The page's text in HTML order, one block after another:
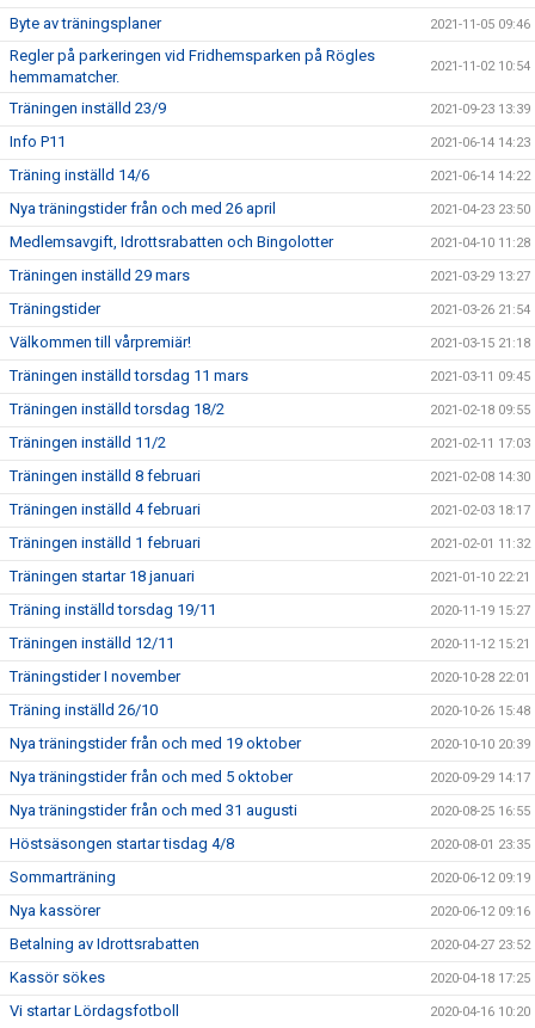
Byte av träningsplaner 2021-11-05 09:46
Regler på parkeringen vid Fridhemsparken på Rögles
hemmamatcher.
2021-11-02 10:54
Träningen inställd 23/9 2021-09-23 13:39
Info P11 2021-06-14 14:23
Träning inställd 14/6 2021-06-14 14:22
Nya träningstider från och med 26 april 2021-04-23 23:50
Medlemsavgift, Idrottsrabatten och Bingolotter 2021-04-10 11:28
Träningen inställd 29 mars 2021-03-29 13:27
Träningstider 2021-03-26 21:54
Välkommen till vårpremiär! 2021-03-15 21:18
Träningen inställd torsdag 11 mars 2021-03-11 09:45
Träningen inställd torsdag 18/2 2021-02-18 09:55
Träningen inställd 11/2 2021-02-11 17:03
Träningen inställd 8 februari 2021-02-08 14:30
Träningen inställd 4 februari 2021-02-03 18:17
Träningen inställd 1 februari 2021-02-01 11:32
Träningen startar 18 januari 2021-01-10 22:21
Träning inställd torsdag 19/11 2020-11-19 15:27
Träningen inställd 12/11 2020-11-12 15:21
Träningstider I november 2020-10-28 22:01
Träning inställd 26/10 2020-10-26 15:48
Nya träningstider från och med 19 oktober 2020-10-10 20:39
Nya träningstider från och med 5 oktober 2020-09-29 14:17
Nya träningstider från och med 31 augusti 2020-08-25 16:55
Höstsäsongen startar tisdag 4/8 2020-08-01 23:35
Sommarträning 2020-06-12 09:19
Nya kassörer 2020-06-12 09:16
Betalning av Idrottsrabatten 2020-04-27 23:52
Kassör sökes 2020-04-18 17:25
Vi startar Lördagsfotboll 2020-04-16 10:20